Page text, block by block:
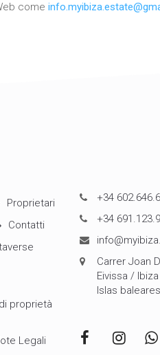
come
Proprietari
Contatti
proprietà
Legali
+34
+34
Carrer Joan
Eivissa /
Islas baleares